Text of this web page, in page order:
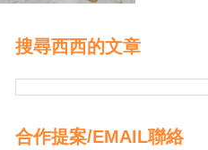
搜尋西西的文章
合作提案/EMAIL聯絡